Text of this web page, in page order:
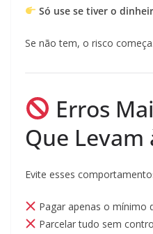
Só use se tiver o
Se não tem, o risco começa.
Erros
Que Levam
Evite esses
Pagar apenas o mínimo
Parcelar tudo sem